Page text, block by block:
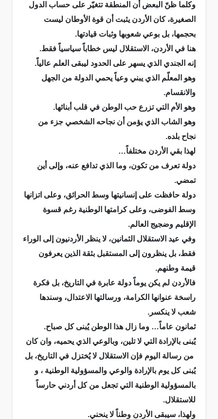
وكلما ظنّ البعض أن المنطقة تتغيّر على حساب الدول
الصغيرة، كان الأردن يثبت أن قوة الأوطان ليست
بحجمها، بل بوعي شعوبها وثبات قيادتها.
هنا في الأردن، الاستقلال ليس خطاباً سياسياً فقط.
إنه الجندي الذي يسهر على الحدود ليبقى العلم عالياً.
وهو المعلّم الذي يبني وعياً يحمي الدولة من الجهل
والانقسام.
وهو الأم التي تزرع حب الوطن في قلب أبنائها.
وهو الشاب الذي يؤمن أن نجاحه الشخصي جزء من
نجاح بلده.
لهذا بقي الأردن مختلفاً…
دولة تعرف من تكون، وما الذي تدافع عنه، وإلى أين
تمضي.
دولة حافظت على إنسانيتها وسط الحرائق، وعلى اتزانها
وسط الفوضى، وعلى كرامتها الوطنية رغم قسوة
الإقليم وضجيج العالم.
وفي عيد الاستقلال الثمانين، لا ينظر الأردنيون إلى الوراء
فقط، بل ينظرون إلى المستقبل بثقة الذين يعرفون
قيمة وطنهم.
فالأردن لم يكن يوماً دولة عابرة في التاريخ، بل فكرة
راسخة عنوانها الكرامة، ورسالتها الاعتدال، وسندها
شعب لا ينكسر.
ثمانون عاماً… وما زال هذا الوطن يُبنى كل صباح.
يُبنى بالإرادة التي لا تلين، وبالوعي الذي يحميه، وان كان
من رسالة اليوم فإن الاستقلال لا يُختزل في التاريخ، بل
يُبنى كل يوم بالإرادة والوعي والمسؤولية الوطنية ، و
بالمسؤولية الوطنية التي تجعل من كل أردني حارساً
للاستقلال.
ولهذا، سيبقى الأردن وطناً لا ينحني.